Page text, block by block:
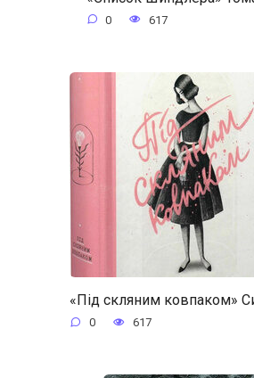
0 617
«Під скляним ковпаком»
0 617